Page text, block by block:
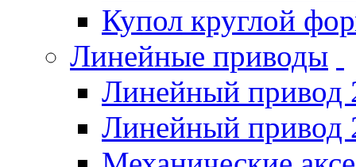
Купол круглой
Линейные приводы
Линейный привод
Линейный привод